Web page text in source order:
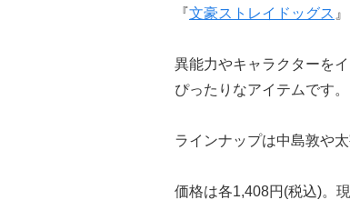
『文豪ストレイドッグス
異能力やキャラクターを
ぴったりなアイテムです。
ラインナップは中島敦や
価格は各1,408円(税込)。